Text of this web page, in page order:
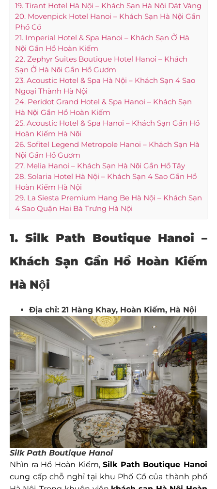
19. Tirant Hotel Hà Nội – Khách Sạn Hà Nội Dát Vàng
20. Movenpick Hotel Hanoi – Khách Sạn Hà Nội Gần
Phố Cổ
21. Imperial Hotel & Spa Hanoi – Khách Sạn Ở Hà
Nội Gần Hồ Hoàn Kiếm
22. Zephyr Suites Boutique Hotel Hanoi – Khách
Sạn Ở Hà Nội Gần Hồ Gươm
23. Acoustic Hotel & Spa Hà Nội – Khách Sạn 4 Sao
Ngoại Thành Hà Nội
24. Peridot Grand Hotel & Spa Hanoi – Khách Sạn
Hà Nội Gần Hồ Hoàn Kiếm
25. Acoustic Hotel & Spa Hanoi – Khách Sạn Gần Hồ
Hoàn Kiếm Hà Nội
26. Sofitel Legend Metropole Hanoi – Khách Sạn Hà
Nội Gần Hồ Gươm
27. Melia Hanoi – Khách Sạn Hà Nội Gần Hồ Tây
28. Solaria Hotel Hà Nội – Khách Sạn 4 Sao Gần Hồ
Hoàn Kiếm Hà Nội
29. La Siesta Premium Hang Be Hà Nội – Khách Sạn
4 Sao Quận Hai Bà Trưng Hà Nội
1. Silk Path Boutique Hanoi –
Khách Sạn Gần Hồ Hoàn Kiếm
Hà Nội
Địa chỉ: 21 Hàng Khay, Hoàn Kiếm, Hà Nội
Silk Path Boutique Hanoi
Nhìn ra Hồ Hoàn Kiếm,Silk Path Boutique Hanoi
cung cấp chỗ nghỉ tại khu Phố Cổ của thành phố